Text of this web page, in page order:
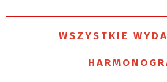
WSZYSTKIE